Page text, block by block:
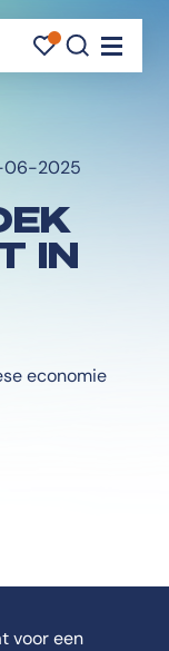
06-2025
IN
economie
voor een